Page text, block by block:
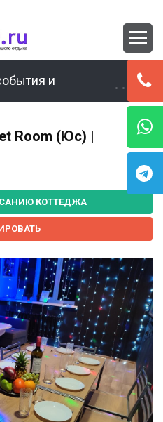
и
Room (Юс) |
КОТТЕДЖА